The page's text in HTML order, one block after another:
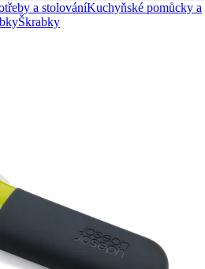
a stolováníKuchyňské pomůcky a
Škrabky